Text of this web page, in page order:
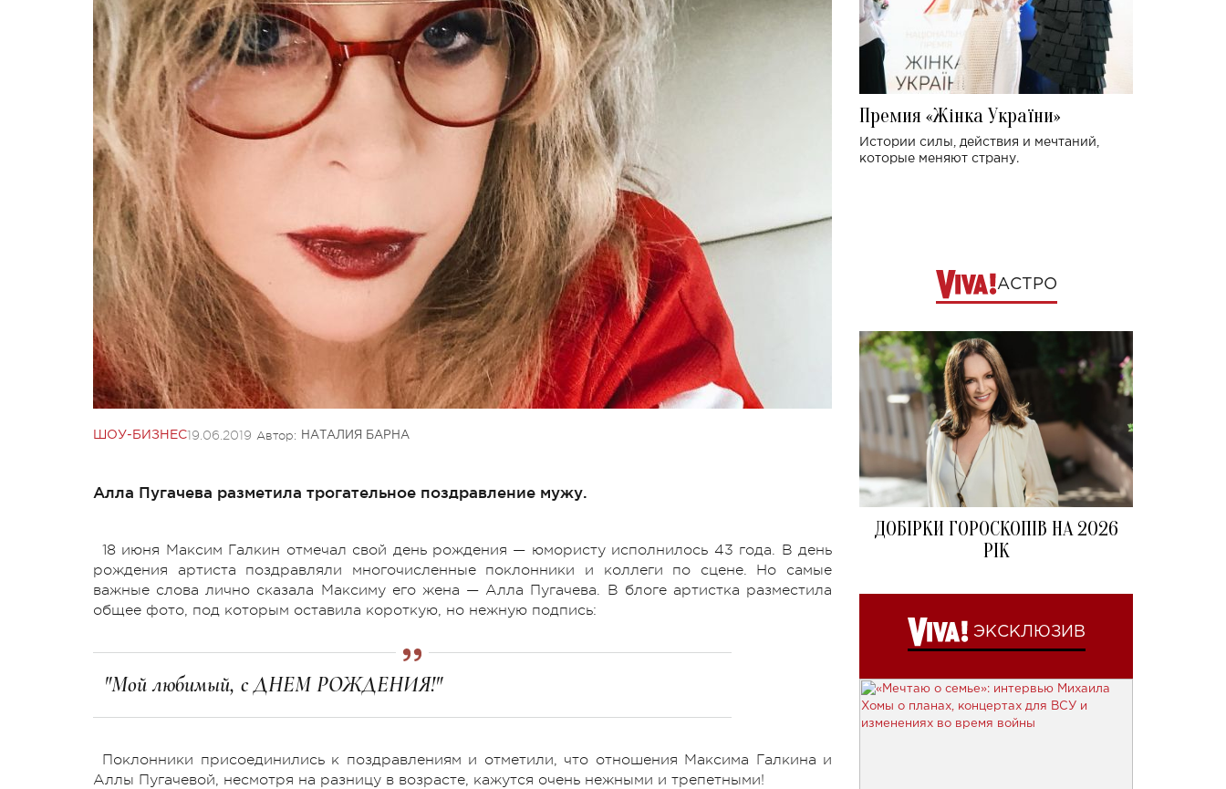
ШОУ-БИЗНЕС19.06.2019 Автор: НАТАЛИЯ БАРНА
Алла Пугачева разметила трогательное поздравление мужу.
18 июня Максим Галкин отмечал свой день рождения — юмористу исполнилось 43 года. В день
рождения артиста поздравляли многочисленные поклонники и коллеги по сцене. Но самые
важные слова лично сказала Максиму его жена — Алла Пугачева. В блоге артистка разместила
общее фото, под которым оставила короткую, но нежную подпись:
"Мой любимый, с ДНЕМ РОЖДЕНИЯ!"
Поклонники присоединились к поздравлениям и отметили, что отношения Максима Галкина и
Аллы Пугачевой, несмотря на разницу в возрасте, кажутся очень нежными и трепетными!
Премия «Жінка України»
Истории силы, действия и мечтаний,
которые меняют страну.
АСТРО
ДОБІРКИ ГОРОСКОПІВ НА 2026
РІК
ЭКСКЛЮЗИВ